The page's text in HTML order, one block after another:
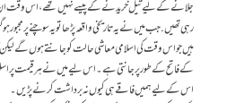
رہی تھیں. جب میں نے یہ تاریخی واقعہ پڑھا تو یہ سوچنے پر مجبور
ہیں جو اس وقت کی اسلامی معاشی حالت کو جانتے ہوں گے لیکن
کے فاتح کے طور پر جانتی ہے۔ اس لیے میں نے ہر قیمت پر
اس کے لیے ہمیں فاقے ہی کیوں نہ برداشت کرنے پڑیں۔